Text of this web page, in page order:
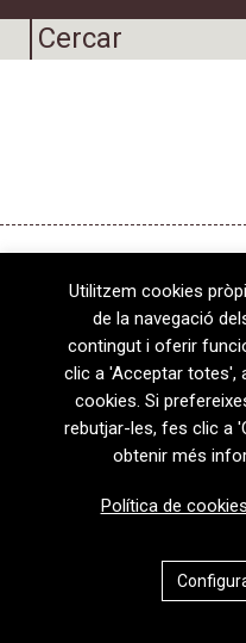
08720 Vilafranca del
T+34 938 170
Avís Legal|Política de
Utilitzem cookies
de la navegació
contingut i oferir
clic a 'Acceptar totes',
cookies. Si
rebutjar-les, fes clic a
obtenir més
Política de cookies